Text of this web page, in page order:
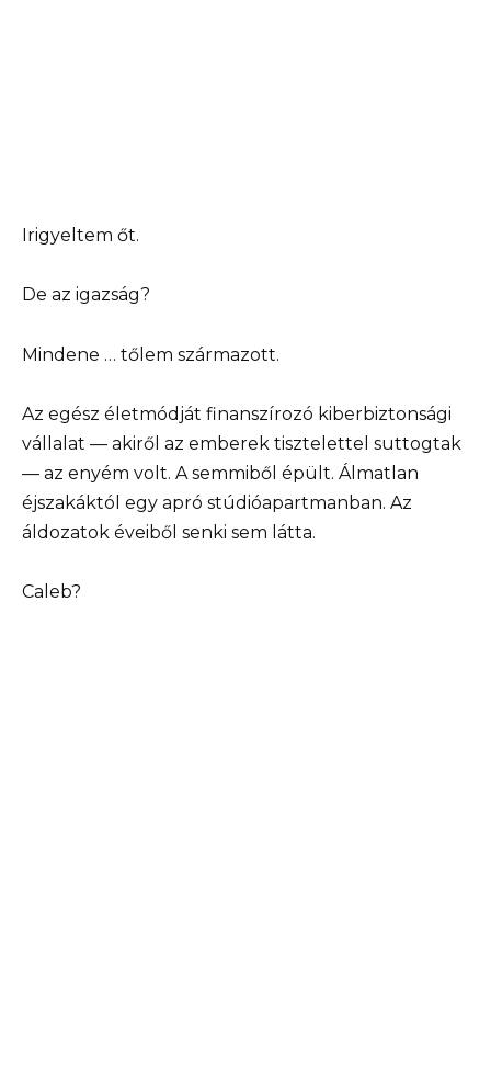
Irigyeltem őt.
De az igazság?
Mindene … tőlem származott.
Az egész életmódját finanszírozó kiberbiztonsági
vállalat — akiről az emberek tisztelettel suttogtak
— az enyém volt. A semmiből épült. Álmatlan
éjszakáktól egy apró stúdióapartmanban. Az
áldozatok éveiből senki sem látta.
Caleb?